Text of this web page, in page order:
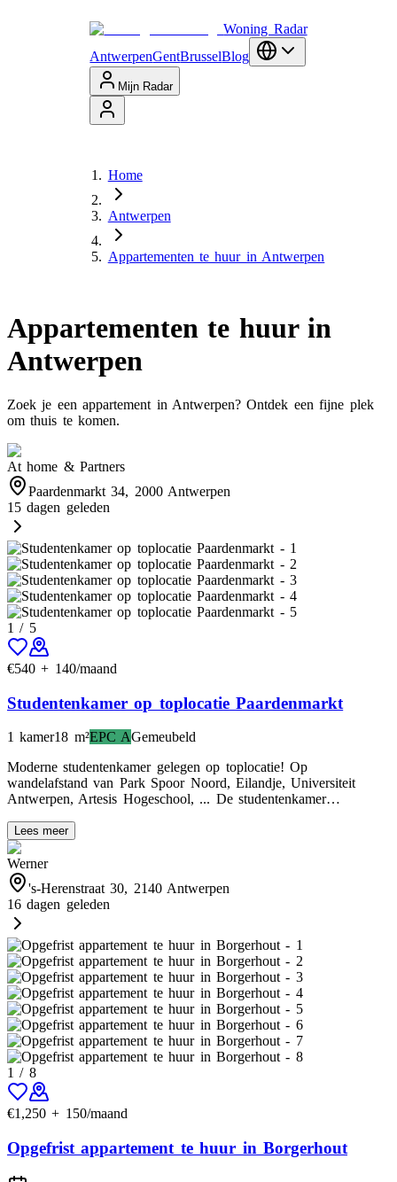
Woning Radar
AntwerpenGentBrusselBlog
Mijn Radar
Home
Antwerpen
Appartementen te huur in Antwerpen
Appartementen te huur in
Antwerpen
Zoek je een appartement in Antwerpen? Ontdek een fijne plek
om thuis te komen.
At home & Partners
Paardenmarkt 34, 2000 Antwerpen
15 dagen geleden
1 / 5
€540 + 140/maand
Studentenkamer op toplocatie Paardenmarkt
1 kamer18 m²EPC AGemeubeld
Moderne studentenkamer gelegen op toplocatie! Op
wandelafstand van Park Spoor Noord, Eilandje, Universiteit
Antwerpen, Artesis Hogeschool, ... De studentenkamer…
Lees meer
Werner
's-Herenstraat 30, 2140 Antwerpen
16 dagen geleden
1 / 8
€1,250 + 150/maand
Opgefrist appartement te huur in Borgerhout